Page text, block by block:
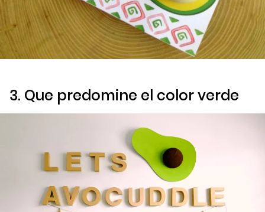
3. Que predomine el color verde